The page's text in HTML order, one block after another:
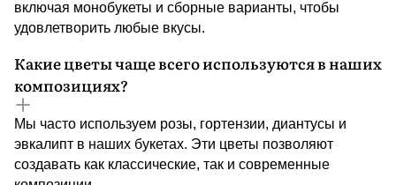
включая монобукеты и сборные варианты, чтобы
удовлетворить любые вкусы.
Какие цветы чаще всего используются в наших
композициях?
Мы часто используем розы, гортензии, диантусы и
эвкалипт в наших букетах. Эти цветы позволяют
создавать как классические, так и современные